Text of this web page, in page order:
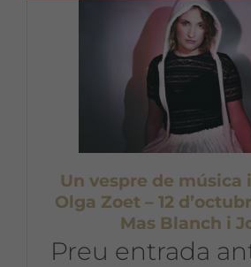
Un vespre de música
Olga Zoet – 12
Mas Blanch i
Preu entrada